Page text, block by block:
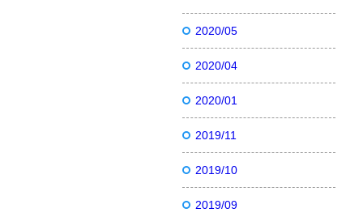
2020/05
2020/04
2020/01
2019/11
2019/10
2019/09